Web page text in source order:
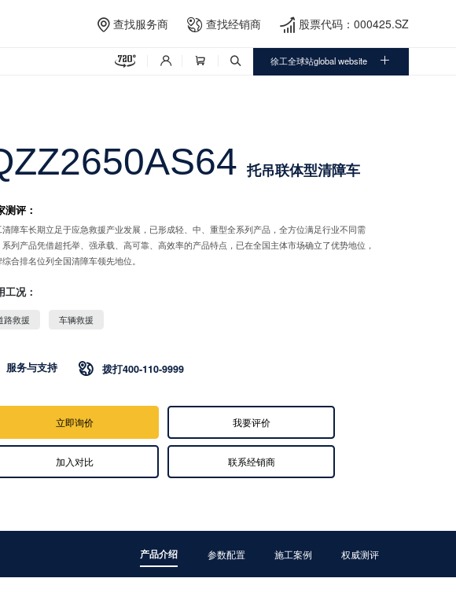
 查找服务商  查找经销商  股票代码：000425.SZ
    徐工全球站global website 
托吊联体型清障车
测评：
清障车长期立足于应急救援产业发展，已形成轻、中、重型全系列产品，全方位满足行业不同需
系列产品凭借超托举、强承载、高可靠、高效率的产品特点，已在全国主体市场确立了优势地位，
合排名位列全国清障车领先地位。
工况：
路救援 车辆救援
服务与支持  拨打400-110-9999
立即询价 我要评价
加入对比 联系经销商
产品介绍 参数配置 施工案例 权威测评